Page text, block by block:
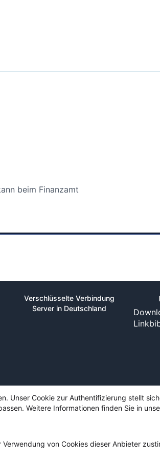
beim Finanzamt
Verschlüsselte Verbindung
Server in Deutschland
Unser Cookie zur Authentifizierung stellt
Weitere Informationen finden Sie in
von Cookies dieser Anbieter